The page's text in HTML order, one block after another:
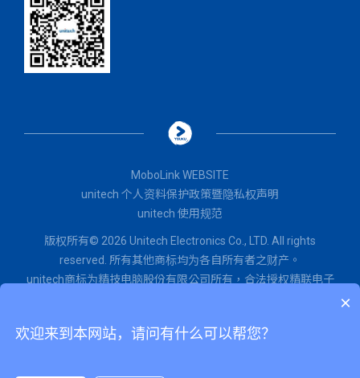
MoboLink WEBSITE
unitech 个人资料保护政策暨隐私权声明
unitech 使用规范
版权所有© 2026 Unitech Electronics Co., LTD. All rights
reserved. 所有其他商标均为各自所有者之财产。
unitech商标为精技电脑股份有限公司所有， 合法授权精联电子
闽ICP备2022015071号
闽公网安备 35020602002651号
×
欢迎来到本网站，请问有什么可以帮您？